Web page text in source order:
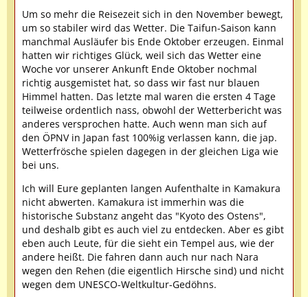
Um so mehr die Reisezeit sich in den November bewegt,
um so stabiler wird das Wetter. Die Taifun-Saison kann
manchmal Ausläufer bis Ende Oktober erzeugen. Einmal
hatten wir richtiges Glück, weil sich das Wetter eine
Woche vor unserer Ankunft Ende Oktober nochmal
richtig ausgemistet hat, so dass wir fast nur blauen
Himmel hatten. Das letzte mal waren die ersten 4 Tage
teilweise ordentlich nass, obwohl der Wetterbericht was
anderes versprochen hatte. Auch wenn man sich auf
den ÖPNV in Japan fast 100%ig verlassen kann, die jap.
Wetterfrösche spielen dagegen in der gleichen Liga wie
bei uns.
Ich will Eure geplanten langen Aufenthalte in Kamakura
nicht abwerten. Kamakura ist immerhin was die
historische Substanz angeht das "Kyoto des Ostens",
und deshalb gibt es auch viel zu entdecken. Aber es gibt
eben auch Leute, für die sieht ein Tempel aus, wie der
andere heißt. Die fahren dann auch nur nach Nara
wegen den Rehen (die eigentlich Hirsche sind) und nicht
wegen dem UNESCO-Weltkultur-Gedöhns.